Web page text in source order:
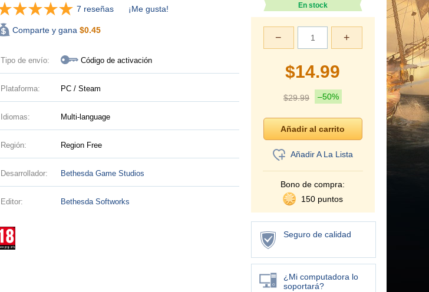
7 reseñas ¡Me gusta!
Comparte y gana $0.45
Tipo de envío: Código de activación
Plataforma: PC / Steam
Idiomas: Multi-language
Región: Region Free
Desarrollador: Bethesda Game Studios
Editor: Bethesda Softworks
En stock
+
−
$14.99
$29.99 –50%
Añadir A La Lista
Bono de compra:
150 puntos
Seguro de calidad
¿Mi computadora lo
soportará?